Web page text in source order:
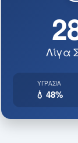
Λίγα
ΥΓΡΑΣΊΑ
💧 48%